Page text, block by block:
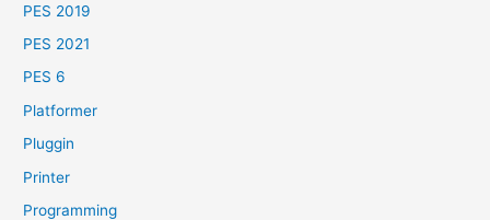
PES 2019
PES 2021
PES 6
Platformer
Pluggin
Printer
Programming